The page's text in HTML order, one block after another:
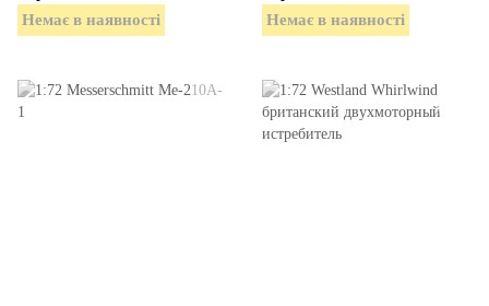
Немає в наявності Немає в наявності